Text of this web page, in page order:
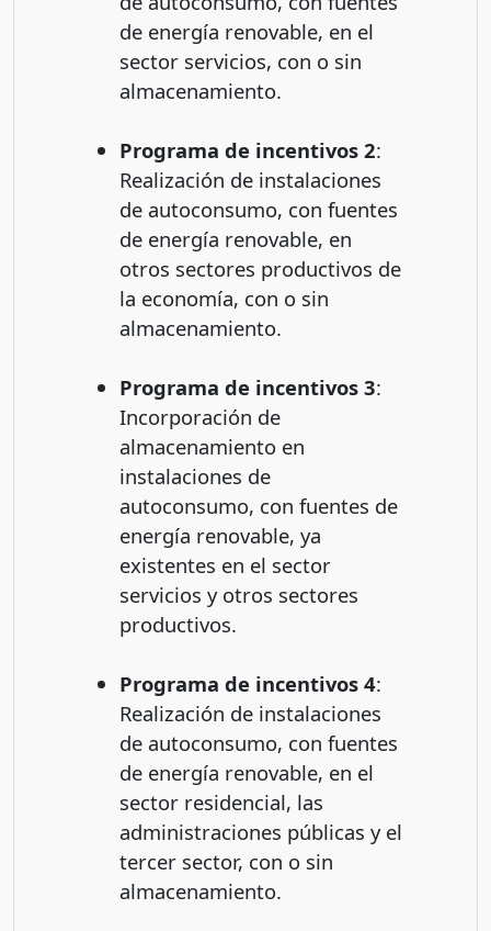
de energía renovable, en el
sector servicios, con o sin
almacenamiento.
Programa de incentivos 2:
Realización de instalaciones
de autoconsumo, con fuentes
de energía renovable, en
otros sectores productivos de
la economía, con o sin
almacenamiento.
Programa de incentivos 3:
Incorporación de
almacenamiento en
instalaciones de
autoconsumo, con fuentes de
energía renovable, ya
existentes en el sector
servicios y otros sectores
productivos.
Programa de incentivos 4:
Realización de instalaciones
de autoconsumo, con fuentes
de energía renovable, en el
sector residencial, las
administraciones públicas y el
tercer sector, con o sin
almacenamiento.